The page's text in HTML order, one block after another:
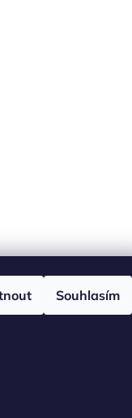
Souhlasím